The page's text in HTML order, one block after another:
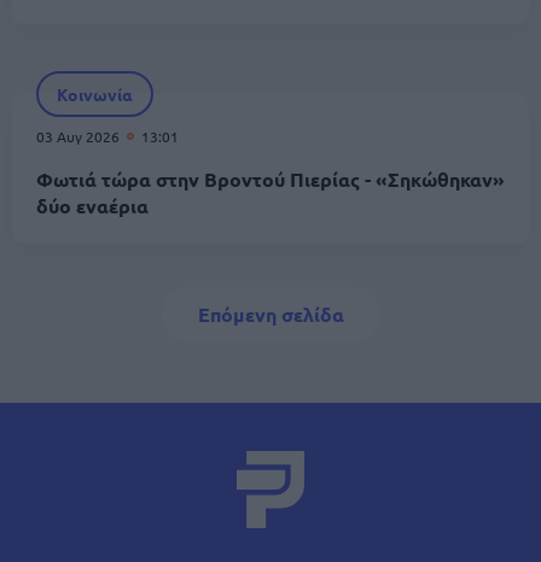
Κοινωνία
03 Αυγ 2026 13:01
Φωτιά τώρα στην Βροντού Πιερίας - «Σηκώθηκαν»
δύο εναέρια
Next page
Επόμενη σελίδα